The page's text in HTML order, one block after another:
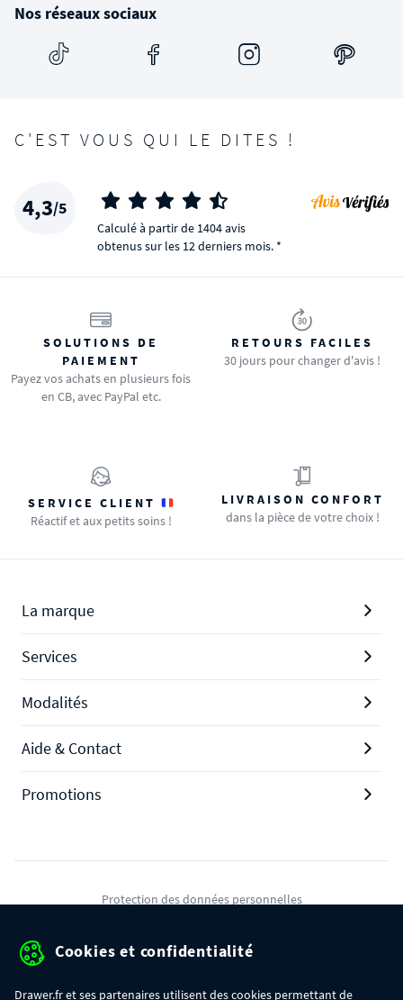
Nos réseaux sociaux
C'EST VOUS QUI LE DITES !
4,3/5
Calculé à partir de 1404 avis
obtenus sur les 12 derniers mois. *
SOLUTIONS DE
PAIEMENT
Payez vos achats en plusieurs fois
en CB, avec PayPal etc.
RETOURS FACILES
30 jours pour changer d'avis !
SERVICE CLIENT
Réactif et aux petits soins !
LIVRAISON CONFORT
dans la pièce de votre choix !
La marque
Services
Modalités
Aide & Contact
Promotions
Protection des données personnelles
Gérer mes cookies
Cookies et confidentialité
Drawer.fr et ses partenaires utilisent des cookies permettant de